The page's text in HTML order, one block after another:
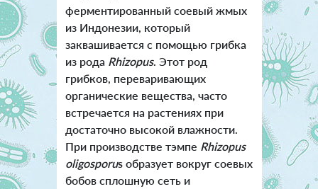
ферментированный соевый жмых
из Индонезии, который
заквашивается с помощью грибка
из рода Rhizopus. Этот род
грибков, переваривающих
органические вещества, часто
встречается на растениях при
достаточно высокой влажности.
При производстве тэмпе Rhizopus
oligosporus образует вокруг соевых
бобов сплошную сеть и